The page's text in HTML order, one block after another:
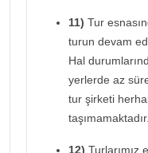
11) Tur
turun devam
Hal
yerlerde az
tur şirketi
taşımamaktadır.
12) Turlarımız